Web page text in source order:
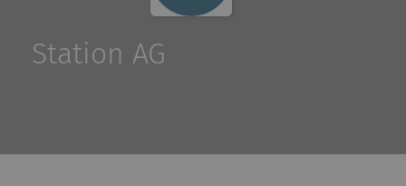
Station AG